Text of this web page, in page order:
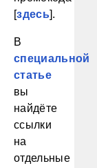
[здесь].
В
специальной
статье
вы
найдёте
ссылки
на
отдельные